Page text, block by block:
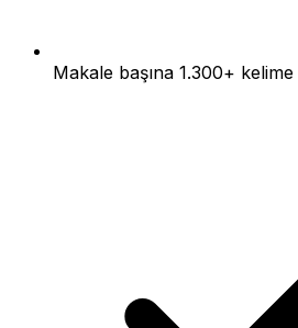
Makale başına 1.300+ kelime